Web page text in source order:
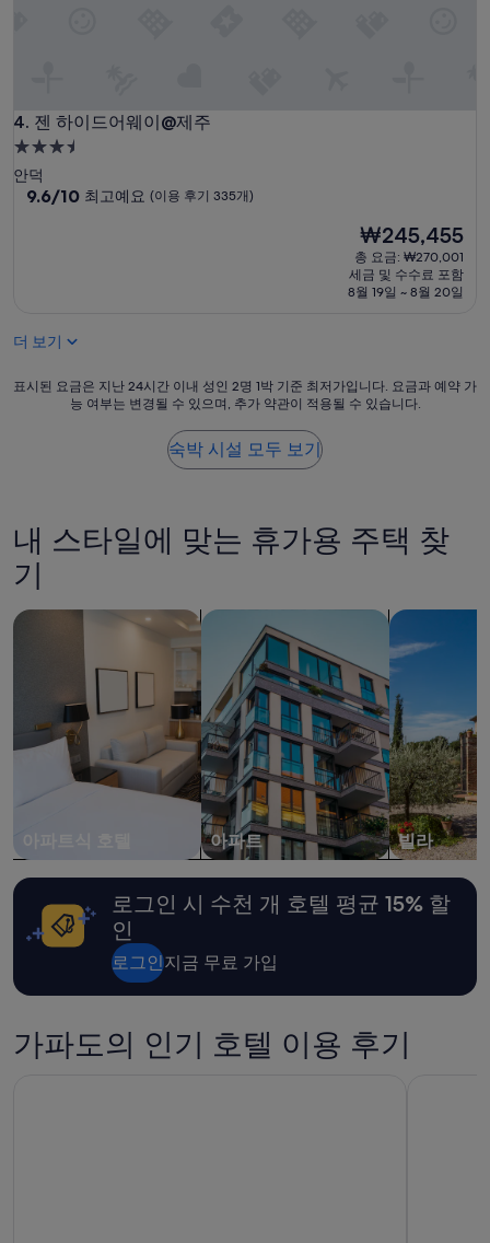
4. 젠 하이드어웨이@제주
젠 하이드어웨이@제주
3.5
성
급
안덕
10
최
고
요,
9.6/10 최고예요 (이용 후기 335개)
현
재
요
금
₩245,455
총 요금: ₩270,001
세금 및 수수료 포함
8월 19일 ~ 8월 20일
더 보기
표
24
시
간
내
최
입
니
다.
금
예
약
능
여
표시된 요금은 지난 24시간 이내 성인 2명 1박 기준 최저가입니다. 요금과 예약 가
능 여부는 변경될 수 있으며, 추가 약관이 적용될 수 있습니다.
숙박 시설 모두 보기
내 스타일에 맞는 휴가용 주택 찾
기
아파트식 호텔
아파트식 호텔 검색
아파트
아파트 검색
빌라
빌라 검색
로그인 시 수천 개 호텔 평균 15% 할
인
로그인지금 무료 가입
가파도의 인기 호텔 이용 후기